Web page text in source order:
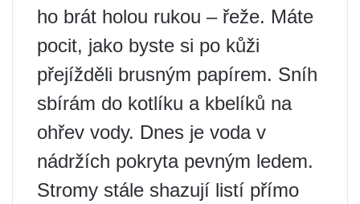
ho brát holou rukou – řeže. Máte
pocit, jako byste si po kůži
přejížděli brusným papírem. Sníh
sbírám do kotlíku a kbelíků na
ohřev vody. Dnes je voda v
nádržích pokryta pevným ledem.
Stromy stále shazují listí přímo